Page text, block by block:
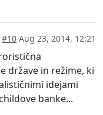
#10 Aug 23, 2014, 12:21
države in režime, ki
idejami
banke...